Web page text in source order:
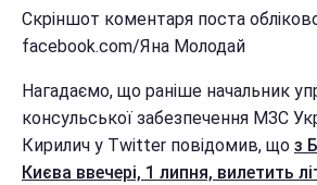
Скріншот коментаря поста
facebook.com/Яна Молодай
Нагадаємо, що раніше начальник
консульської забезпечення МЗС
Кирилич у Twitter повідомив, що з
Києва ввечері, 1 липня, вилетить